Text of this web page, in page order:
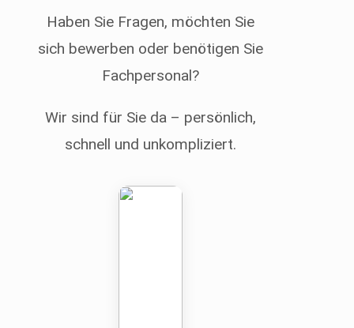
Haben Sie Fragen, möchten Sie
sich bewerben oder benötigen Sie
Fachpersonal?
Wir sind für Sie da – persönlich,
schnell und unkompliziert.